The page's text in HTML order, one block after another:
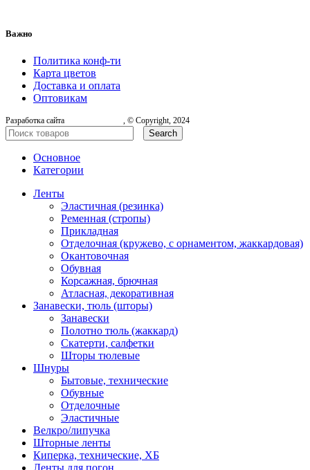
Важно
Политика конф-ти
Карта цветов
Доставка и оплата
Оптовикам
Разработка сайта , © Copyright, 2024
Search
Основное
Категории
Ленты
Эластичная (резинка)
Ременная (стропы)
Прикладная
Отделочная (кружево, с орнаментом, жаккардовая)
Окантовочная
Обувная
Корсажная, брючная
Атласная, декоративная
Занавески, тюль (шторы)
Занавески
Полотно тюль (жаккард)
Скатерти, салфетки
Шторы тюлевые
Шнуры
Бытовые, технические
Обувные
Отделочные
Эластичные
Велкро/липучка
Шторные ленты
Киперка, технические, ХБ